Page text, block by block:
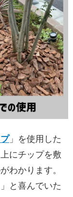
」を使用した
にチップを敷
わかります。
と喜んでいた